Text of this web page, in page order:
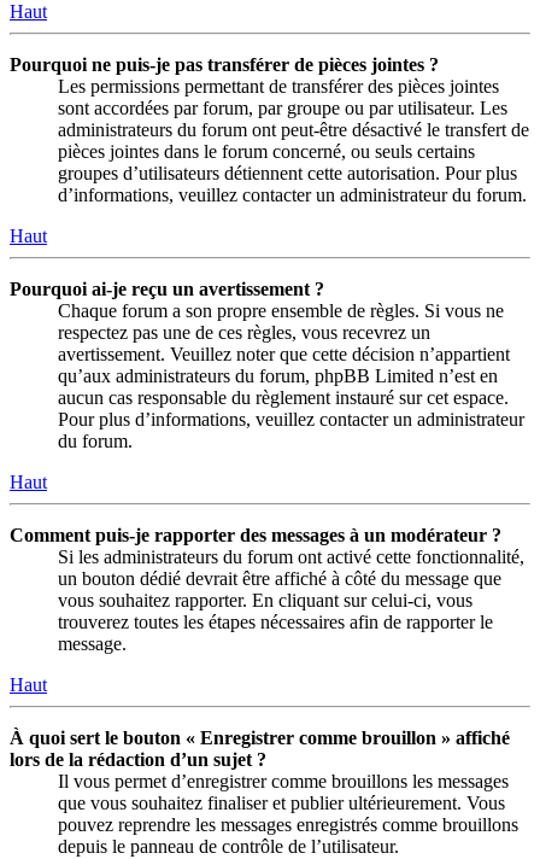
Haut
Pourquoi ne puis-je pas transférer de pièces jointes ?
Les permissions permettant de transférer des pièces jointes
sont accordées par forum, par groupe ou par utilisateur. Les
administrateurs du forum ont peut-être désactivé le transfert de
pièces jointes dans le forum concerné, ou seuls certains
groupes d’utilisateurs détiennent cette autorisation. Pour plus
d’informations, veuillez contacter un administrateur du forum.
Haut
Pourquoi ai-je reçu un avertissement ?
Chaque forum a son propre ensemble de règles. Si vous ne
respectez pas une de ces règles, vous recevrez un
avertissement. Veuillez noter que cette décision n’appartient
qu’aux administrateurs du forum, phpBB Limited n’est en
aucun cas responsable du règlement instauré sur cet espace.
Pour plus d’informations, veuillez contacter un administrateur
du forum.
Haut
Comment puis-je rapporter des messages à un modérateur ?
Si les administrateurs du forum ont activé cette fonctionnalité,
un bouton dédié devrait être affiché à côté du message que
vous souhaitez rapporter. En cliquant sur celui-ci, vous
trouverez toutes les étapes nécessaires afin de rapporter le
message.
Haut
À quoi sert le bouton « Enregistrer comme brouillon » affiché
lors de la rédaction d’un sujet ?
Il vous permet d’enregistrer comme brouillons les messages
que vous souhaitez finaliser et publier ultérieurement. Vous
pouvez reprendre les messages enregistrés comme brouillons
depuis le panneau de contrôle de l’utilisateur.